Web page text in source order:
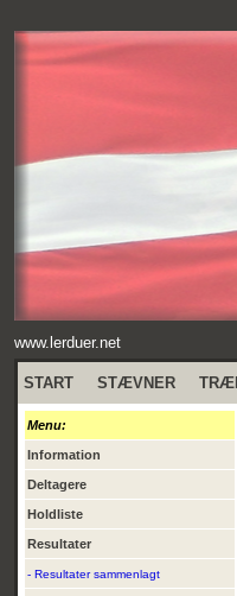
www.lerduer.net
START STÆVNER
Menu:
Information
Deltagere
Holdliste
Resultater
- Resultater sammenlagt